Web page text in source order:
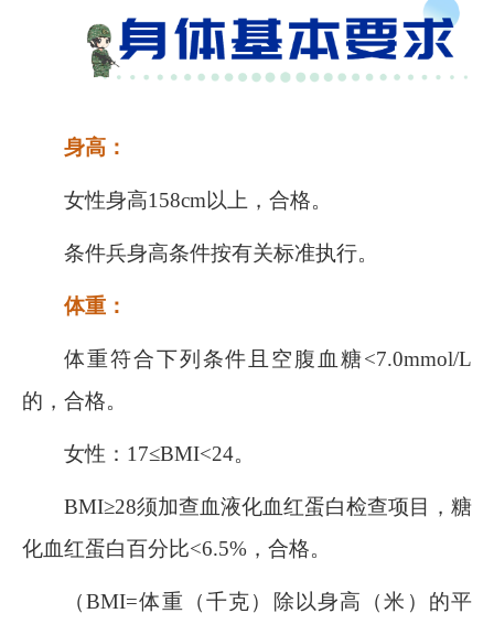
身高：
女性身高158cm以上，合格。
条件兵身高条件按有关标准执行。
体重：
体重符合下列条件且空腹血糖<7.0mmol/L
的，合格。
女性： 17≤BMI<24。
BMI≥28须加查血液化血红蛋白检查项目，糖
化血红蛋白百分比<6.5% ，合格。
（BMI=体重（千克）除以身高（米）的平